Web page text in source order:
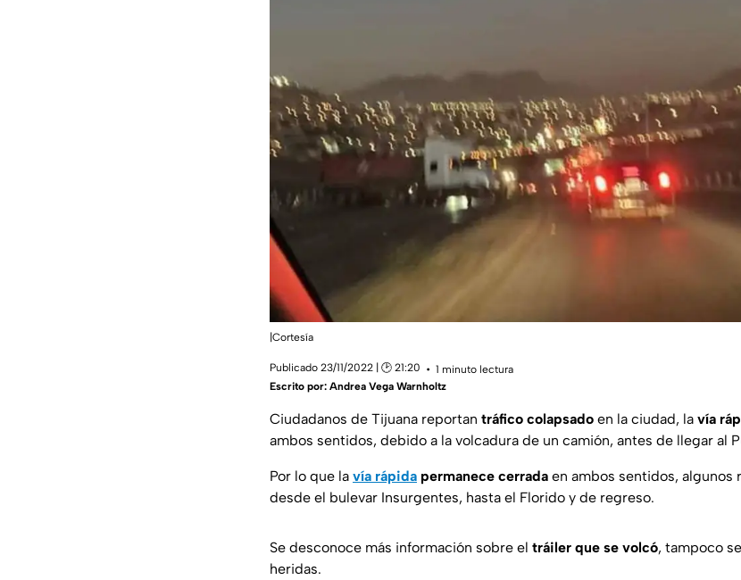
|Cortesía
Publicado 23/11/2022 | 🕑 21:20
1 minuto lectura
Escrito por: Andrea Vega Warnholtz
Ciudadanos de Tijuana reportan tráfico colapsado en la ciudad, la vía
ambos sentidos, debido a la volcadura de un camión, antes de llegar al
Por lo que la vía rápida permanece cerrada en ambos sentidos, algunos
desde el bulevar Insurgentes, hasta el Florido y de regreso.
Se desconoce más información sobre el tráiler que se volcó, tampoco
heridas.